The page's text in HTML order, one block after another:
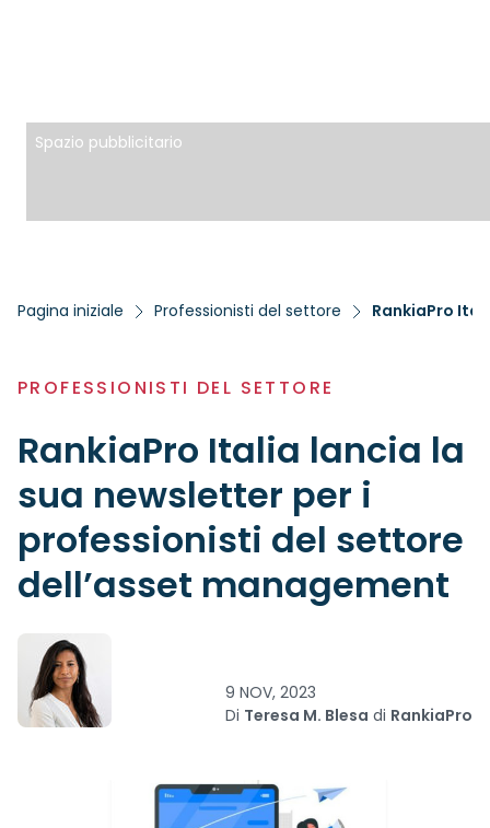
Spazio pubblicitario
Pagina iniziale Professionisti del settore
PROFESSIONISTI DEL SETTORE
RankiaPro Italia lancia la
sua newsletter per i
professionisti del settore
dell’asset management
9 NOV, 2023
Di Teresa M. Blesa di RankiaPro